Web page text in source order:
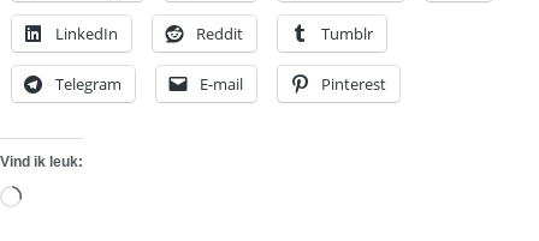
LinkedIn Reddit Tumblr
Telegram E-mail Pinterest
Vind ik leuk:
Aan